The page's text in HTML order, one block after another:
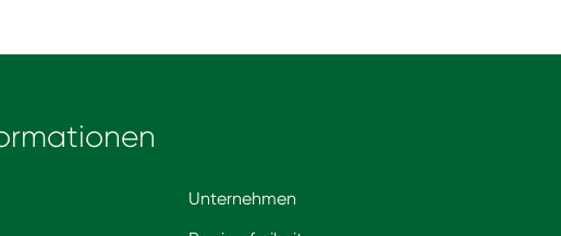
Unternehmen